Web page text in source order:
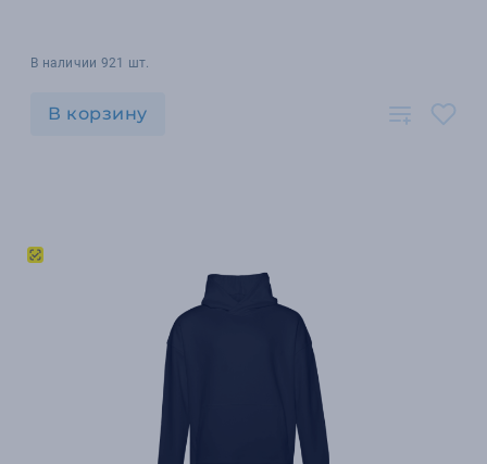
В наличии 921 шт.
В корзину